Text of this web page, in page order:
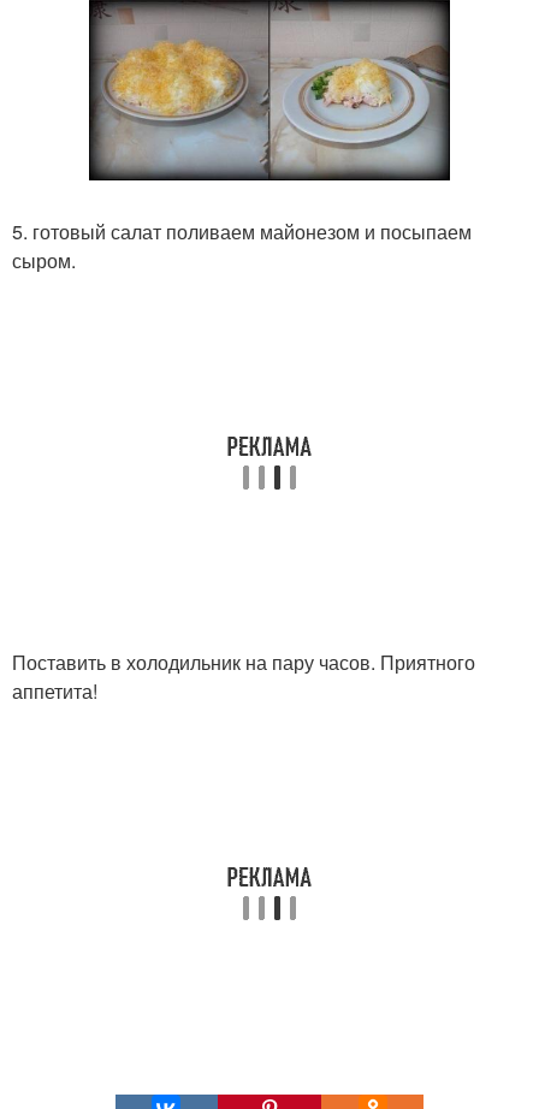
5. готовый салат поливаем майонезом и посыпаем
сыром.
Поставить в холодильник на пару часов. Приятного
аппетита!